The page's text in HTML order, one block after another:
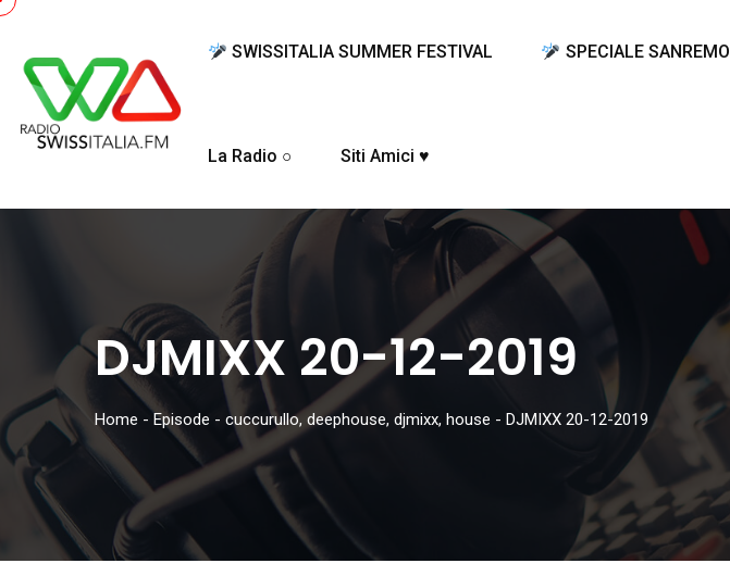
SWISSITALIA SUMMER FESTIVAL SPECIALE SANREMO
La Radio ○ Siti Amici ♥
DJMIXX 20-12-2019
Home - Episode - cuccurullo, deephouse, djmixx, house - DJMIXX 20-12-2019